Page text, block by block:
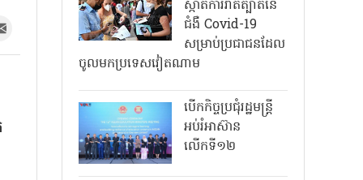
ស្កាត់ការរាតត្បាតនៃ
ជំងឺ Covid-19
សម្រាប់ប្រជាជនដែល
ចូលមកប្រទេសវៀតណាម
បើកកិច្ចប្រជុំរដ្ឋមន្ត្រី
អប់រំអាស៊ាន
លើកទី១២